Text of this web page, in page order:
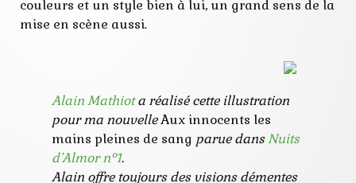
couleurs et un style bien à lui, un grand sens de la
mise en scène aussi.
Alain Mathiota réalisé cette illustration
pour ma nouvelleAux innocents les
mains pleines de sang parue dansNuits
d’Almor n°1.
Alain offre toujours des visions démentes